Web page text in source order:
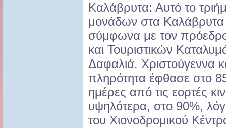
Καλάβρυτα: Αυτό το
μονάδων στα Καλάβρυτα
σύμφωνα με τον
και Τουριστικών
Δαφαλιά. Χριστούγεννα
πληρότητα έφθασε στο
ημέρες από τις εορτές
υψηλότερα, στο 90%,
του Χιονοδρομικού